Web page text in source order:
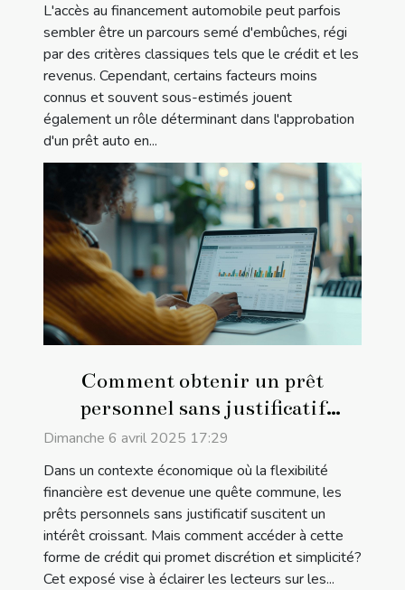
L'accès au financement automobile peut parfois
sembler être un parcours semé d'embûches, régi
par des critères classiques tels que le crédit et les
revenus. Cependant, certains facteurs moins
connus et souvent sous-estimés jouent
également un rôle déterminant dans l'approbation
d'un prêt auto en...
Comment obtenir un prêt
personnel sans justificatif
optimisation SEO et critères
d'éligibilité
Dimanche 6 avril 2025 17:29
Dans un contexte économique où la flexibilité
financière est devenue une quête commune, les
prêts personnels sans justificatif suscitent un
intérêt croissant. Mais comment accéder à cette
forme de crédit qui promet discrétion et simplicité?
Cet exposé vise à éclairer les lecteurs sur les...